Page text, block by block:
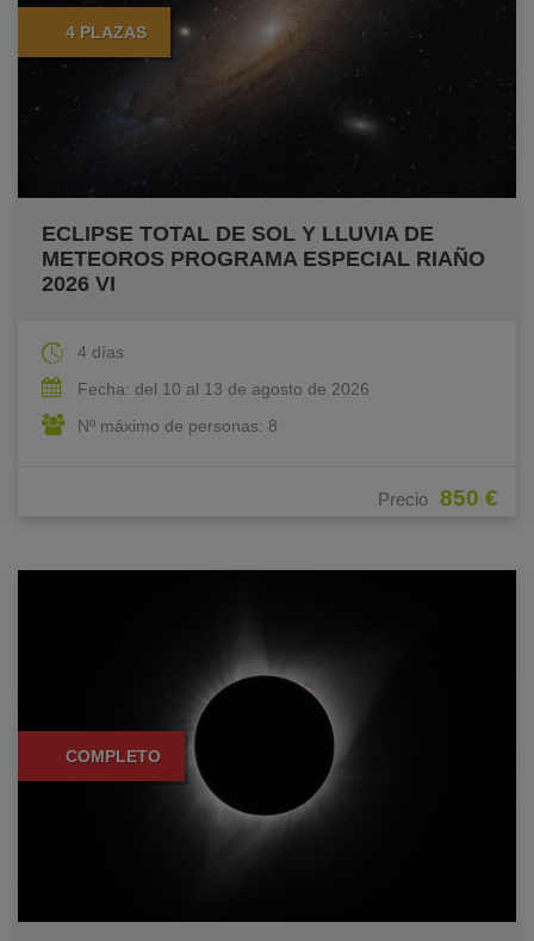
4 PLAZAS
ECLIPSE TOTAL DE SOL Y LLUVIA DE
METEOROS PROGRAMA ESPECIAL RIAÑO
2026 VI
Precio 850 €
4 días
Fecha: del 10 al 13 de agosto de 2026
Nº máximo de personas: 8
COMPLETO